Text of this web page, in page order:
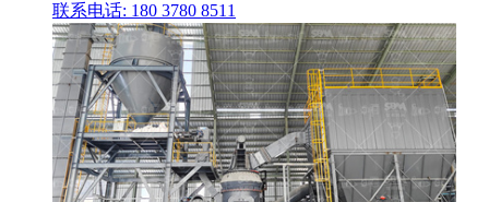
联系电话: 180 3780 8511